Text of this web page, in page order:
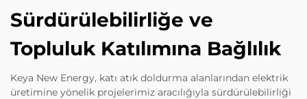
Sürdürülebilirliğe ve
Topluluk Katılımına Bağlılık
Keya New Energy, katı atık doldurma alanlarından elektrik
üretimine yönelik projelerimiz aracılığıyla sürdürülebilirliği